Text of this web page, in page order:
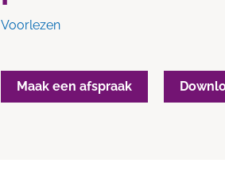
Voorlezen
Maak een afspraak